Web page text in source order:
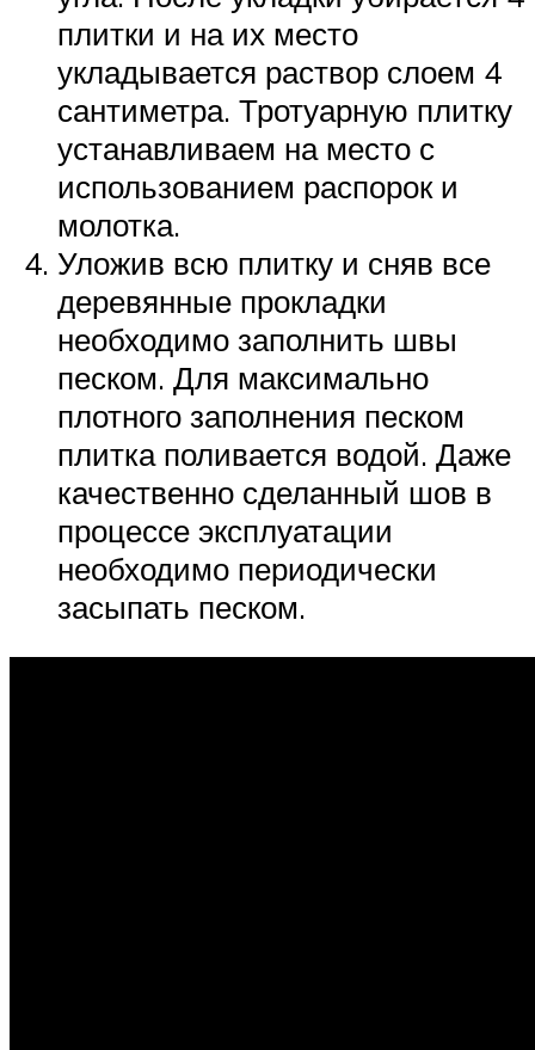
плитки и на их место
укладывается раствор слоем 4
сантиметра. Тротуарную плитку
устанавливаем на место с
использованием распорок и
молотка.
Уложив всю плитку и сняв все
деревянные прокладки
необходимо заполнить швы
песком. Для максимально
плотного заполнения песком
плитка поливается водой. Даже
качественно сделанный шов в
процессе эксплуатации
необходимо периодически
засыпать песком.